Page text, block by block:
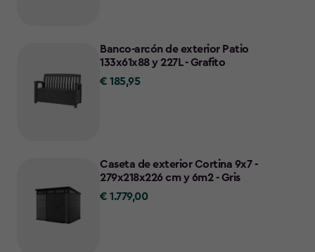
Banco-arcón de exterior Patio
133x61x88 y 227L - Grafito
€
€ 185,95
Caseta de exterior Cortina 9x7 -
279x218x226 cm y 6m2 - Gris
€
€ 1.779,00